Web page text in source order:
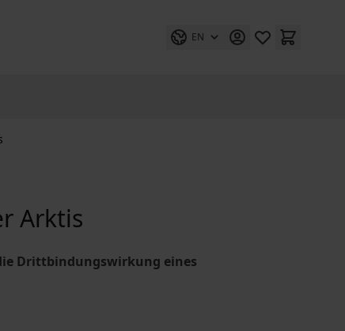
EN
Arktis
Drittbindungswirkung eines